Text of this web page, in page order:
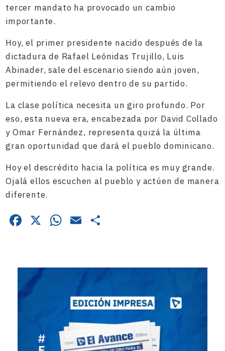
tercer mandato ha provocado un cambio
importante.
Hoy, el primer presidente nacido después de la
dictadura de Rafael Leónidas Trujillo, Luis
Abinader, sale del escenario siendo aún joven,
permitiendo el relevo dentro de su partido.
La clase política necesita un giro profundo. Por
eso, esta nueva era, encabezada por David Collado
y Omar Fernández, representa quizá la última
gran oportunidad que dará el pueblo dominicano.
Hoy el descrédito hacia la política es muy grande.
Ojalá ellos escuchen al pueblo y actúen de manera
diferente.
Facebook
X WhatsApp
Email